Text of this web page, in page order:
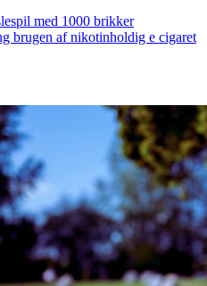
med 1000 brikker
brugen af nikotinholdig e cigaret